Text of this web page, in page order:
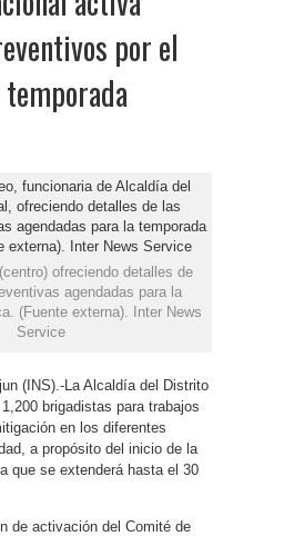
por el
ofreciendo detalles de
agendadas para la
(Fuente externa). Inter News
Service
(INS).-La Alcaldía del Distrito
brigadistas para trabajos
en los diferentes
a propósito del inicio de la
que se extenderá hasta el 30
de activación del Comité de